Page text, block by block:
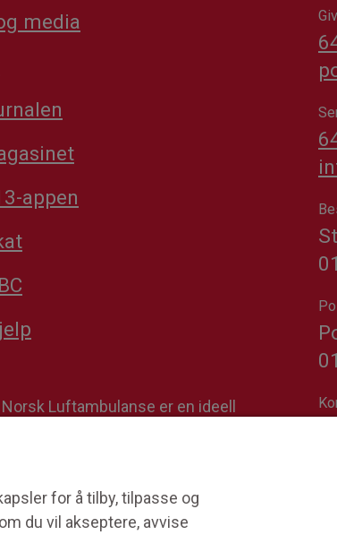
for å tilby, tilpasse og
du vil akseptere, avvise
media
appen
Luftambulanse er en ideell
alle Norges tretten
på oppdrag for staten.